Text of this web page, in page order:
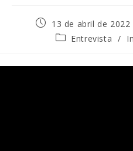
13 de abril de 2022
Entrevista /